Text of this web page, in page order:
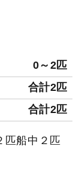
0～2匹
合計2匹
合計2匹
匹船中２匹